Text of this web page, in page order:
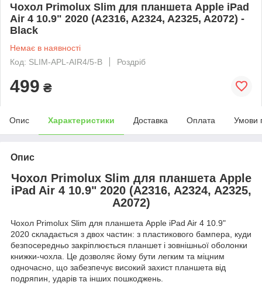
Чохол Primolux Slim для планшета Apple iPad
Air 4 10.9" 2020 (A2316, A2324, A2325, A2072) -
Black
Немає в наявності
Код: SLIM-APL-AIR4/5-B
Роздріб
499 ₴
Опис Характеристики Доставка Оплата Умови
Опис
Чохол Primolux Slim для планшета Apple
iPad Air 4 10.9" 2020 (A2316, A2324, A2325,
A2072)
Чохол Primolux Slim для планшета Apple iPad Air 4 10.9"
2020 складається з двох частин: з пластикового бампера, куди
безпосередньо закріплюється планшет і зовнішньої оболонки
книжки-чохла. Це дозволяє йому бути легким та міцним
одночасно, що забезпечує високий захист планшета від
подряпин, ударів та інших пошкоджень.